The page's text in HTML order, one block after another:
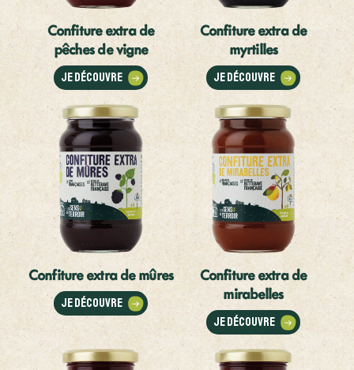
Confiture extra de
pêches de vigne
Je découvre
Confiture extra de
myrtilles
Je découvre
Confiture extra de mûres
Je découvre
Confiture extra de
mirabelles
Je découvre